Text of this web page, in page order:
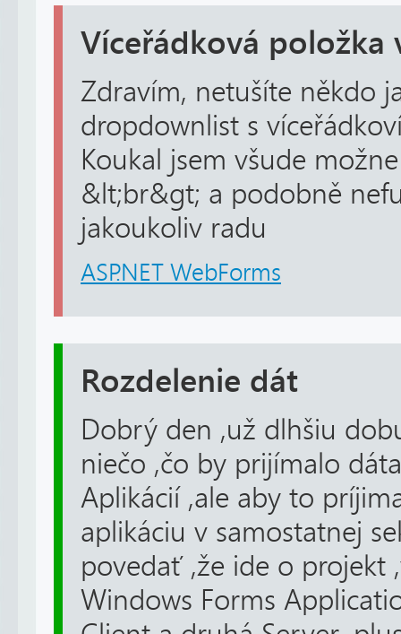
Víceřádková položka
Zdravím, netušíte někdo
dropdownlist s
Koukal jsem všude
&lt;br&gt; a podobně
jakoukoliv radu
ASP.NET WebForms
Rozdelenie dát
Dobrý den ,už dlhšiu
niečo ,čo by prijímalo
Aplikácií ,ale aby to
aplikáciu v samostatnej
povedať ,že ide o projekt
Windows Forms